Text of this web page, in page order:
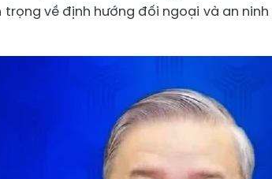
về định hướng đối ngoại và an